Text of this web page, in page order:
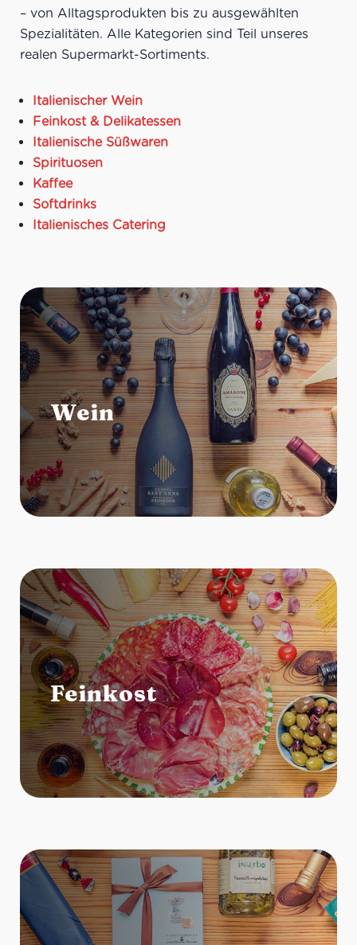
Meeresfrüchten,
sommerlichen Salaten,
leichten Vorspeisen
Ideale Versandmenge:Bis
– von Alltagsprodukten bis zu ausgewählten
Spezialitäten. Alle Kategorien sind Teil unseres
realen Supermarkt-Sortiments.
Italienischer Wein
Feinkost & Delikatessen
Italienische Süßwaren
Spirituosen
Kaffee
Softdrinks
Italienisches Catering
Wein
Feinkost